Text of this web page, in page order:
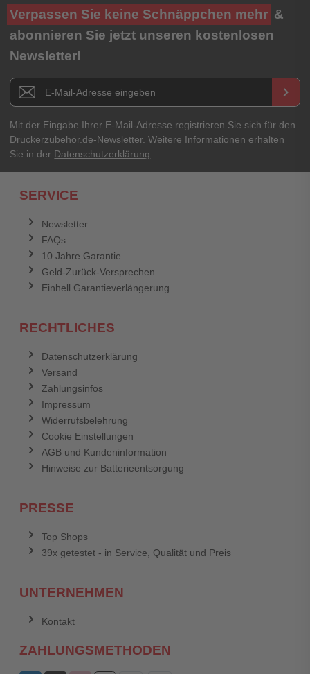
Ihre Bewertung**
★★★★★
Titel**
E-Mail-Adresse
Ihr Passwort
Verpassen Sie keine Schnäppchen mehr &
abonnieren Sie jetzt unseren kostenlosen
Newsletter!
Newsletter E-Mail Adresse keyboard_arrow_right
Mit der Eingabe Ihrer E-Mail-Adresse registrieren Sie sich für den
Druckerzubehör.de-Newsletter. Weitere Informationen erhalten
Sie in der Datenschutzerklärung.
SERVICE
Newsletter
FAQs
10 Jahre Garantie
Geld-Zurück-Versprechen
Einhell Garantieverlängerung
RECHTLICHES
Datenschutzerklärung
Versand
Zahlungsinfos
Impressum
Widerrufsbelehrung
Cookie Einstellungen
AGB und Kundeninformation
Hinweise zur Batterieentsorgung
PRESSE
Top Shops
39x getestet - in Service, Qualität und Preis
UNTERNEHMEN
Kontakt
ZAHLUNGSMETHODEN